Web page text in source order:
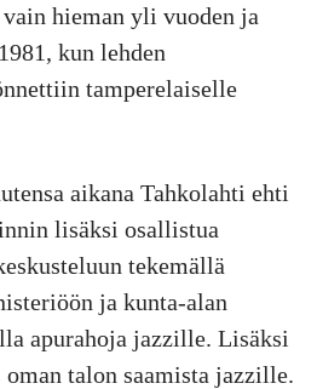
hieman yli vuoden ja
kun lehden
tamperelaiselle
aikana Tahkolahti ehti
lisäksi osallistua
tekemällä
ja kunta-alan
apurahoja jazzille. Lisäksi
talon saamista jazzille.